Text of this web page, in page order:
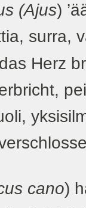
(Ajus)
Herz
cano)